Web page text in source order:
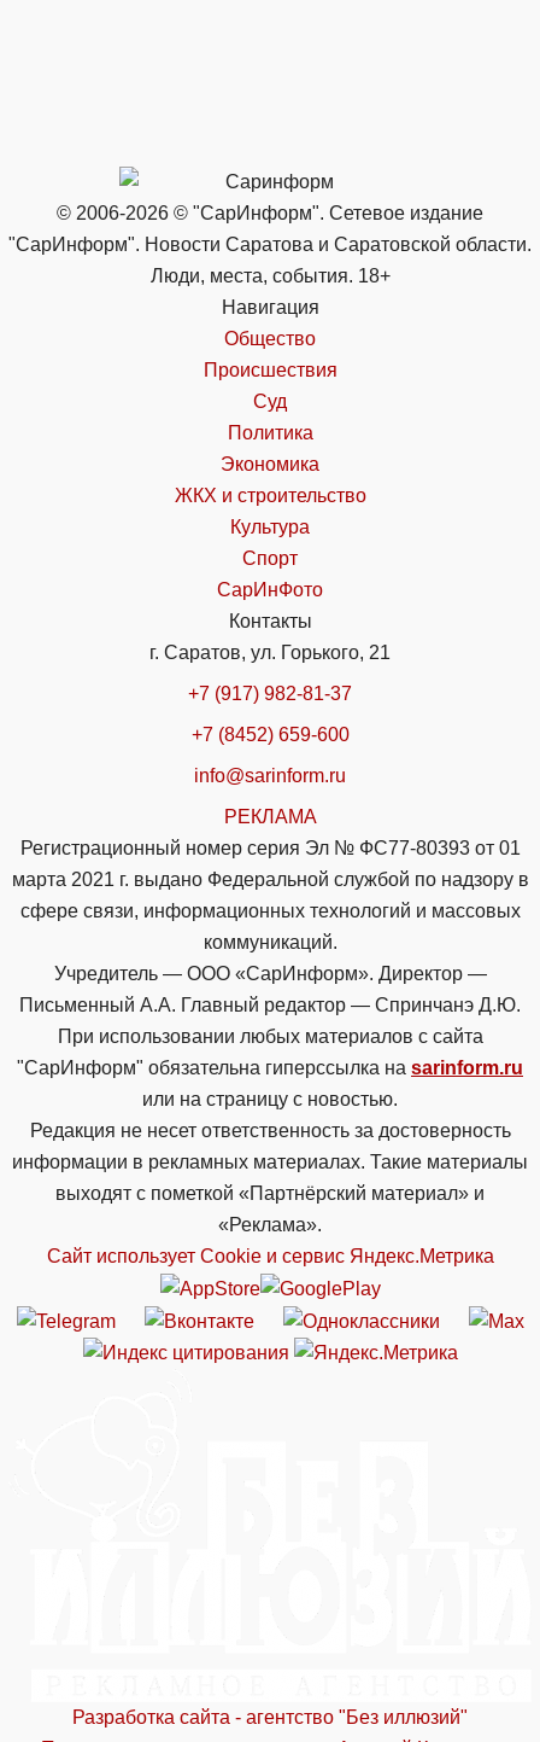
© 2006-2026 © "СарИнформ". Сетевое издание
"СарИнформ". Новости Саратова и Саратовской области.
Люди, места, события. 18+
Навигация
Общество
Происшествия
Суд
Политика
Экономика
ЖКХ и строительство
Культура
Спорт
СарИнФото
Контакты
г. Саратов, ул. Горького, 21
+7 (917) 982-81-37
+7 (8452) 659-600
info@sarinform.ru
РЕКЛАМА
Регистрационный номер серия Эл № ФС77-80393 от 01
марта 2021 г. выдано Федеральной службой по надзору в
сфере связи, информационных технологий и массовых
коммуникаций.
Учредитель — ООО «СарИнформ». Директор —
Письменный А.А. Главный редактор — Спринчанэ Д.Ю.
При использовании любых материалов с сайта
"СарИнформ" обязательна гиперссылка на sarinform.ru
или на страницу с новостью.
Редакция не несет ответственность за достоверность
информации в рекламных материалах. Такие материалы
выходят с пометкой «Партнёрский материал» и
«Реклама».
Сайт использует Cookie и сервиc Яндекс.Метрика
Разработка сайта - агентство "Без иллюзий"